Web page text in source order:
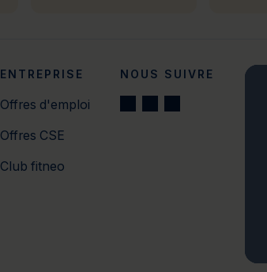
ENTREPRISE
Offres d'emploi
Offres CSE
Club fitneo
NOUS SUIVRE